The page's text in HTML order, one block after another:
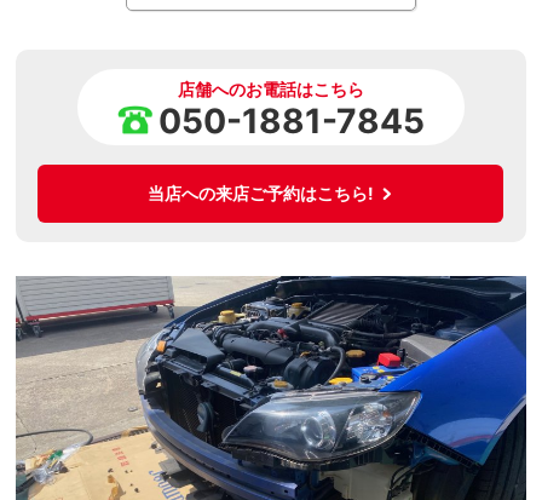
店舗へのお電話はこちら
050-1881-7845
当店への来店ご予約はこちら!